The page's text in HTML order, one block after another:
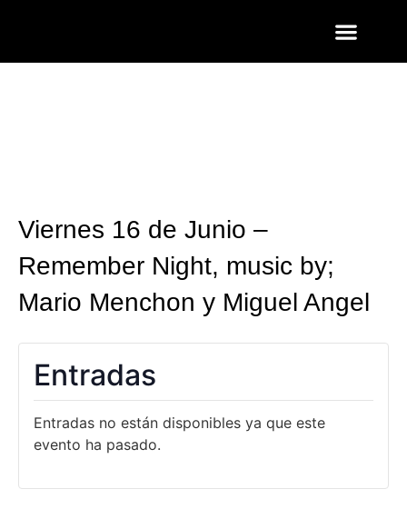
Viernes 16 de Junio –
Remember Night, music by;
Mario Menchon y Miguel Angel
Entradas
Entradas no están disponibles ya que este
evento ha pasado.